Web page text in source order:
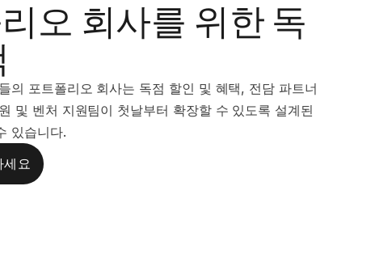
오 회사를 위한 독
의 포트폴리오 회사는 독점 할인 및 혜택, 전담 파트너
및 벤처 지원팀이 첫날부터 확장할 수 있도록 설계된
있습니다.
세요